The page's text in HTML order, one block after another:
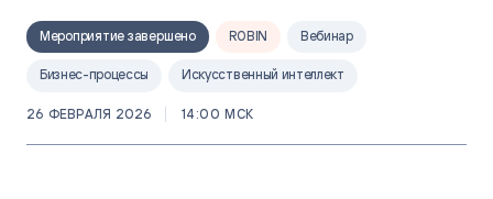
Мероприятие завершено ROBIN Вебинар
Бизнес-процессы Искусственный интеллект
26 ФЕВРАЛЯ 2026 14:00 МСК